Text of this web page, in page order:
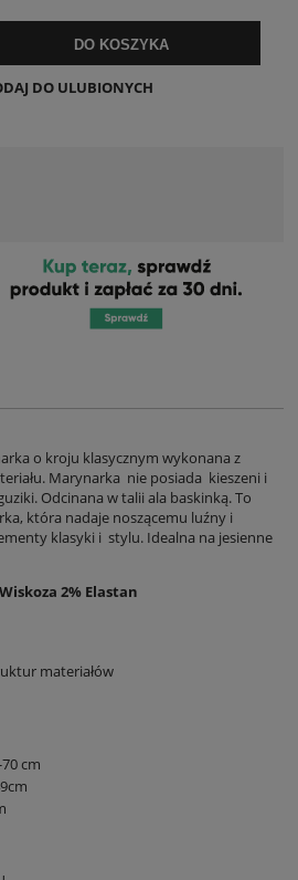
DO KOSZYKA
DO ULUBIONYCH
o kroju klasycznym wykonana z
Marynarka nie posiada kieszeni i
Odcinana w talii ala baskinką. To
która nadaje noszącemu luźny i
klasyki i stylu. Idealna na jesienne
2% Elastan
materiałów
cm